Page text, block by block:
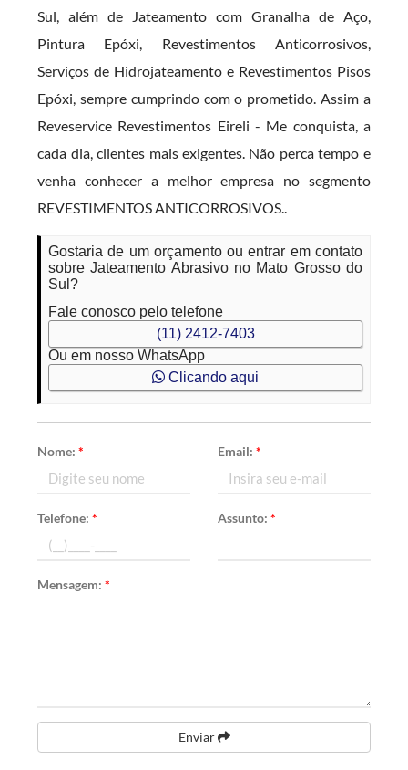
Sul, além de Jateamento com Granalha de Aço,
Pintura Epóxi, Revestimentos Anticorrosivos,
Serviços de Hidrojateamento e Revestimentos Pisos
Epóxi, sempre cumprindo com o prometido. Assim a
Reveservice Revestimentos Eireli - Me conquista, a
cada dia, clientes mais exigentes. Não perca tempo e
venha conhecer a melhor empresa no segmento
REVESTIMENTOS ANTICORROSIVOS..
Gostaria de um orçamento ou entrar em contato
sobre Jateamento Abrasivo no Mato Grosso do
Sul?
Fale conosco pelo telefone
(11) 2412-7403
Ou em nosso WhatsApp
Clicando aqui
Nome:* Email: *
Telefone:* Assunto: *
Mensagem:*
Enviar